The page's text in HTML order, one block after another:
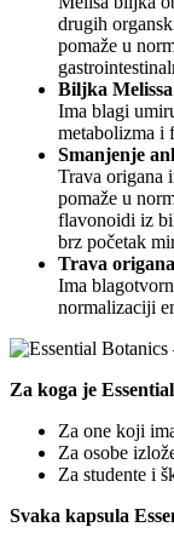
drugih
pomaže u
Biljka Melissa
Ima blagi
metabolizma i
Smanjenje
Trava origana
pomaže u
flavonoidi iz
brz početak
Trava origana
Ima
normalizaciji
Za koga je
Za one koji
Za osobe
Za studente i
Svaka kapsula